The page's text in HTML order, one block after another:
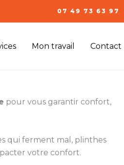
07 49 73 63 97
Mon travail Contact
pour vous garantir confort,
qui ferment mal, plinthes
votre confort.